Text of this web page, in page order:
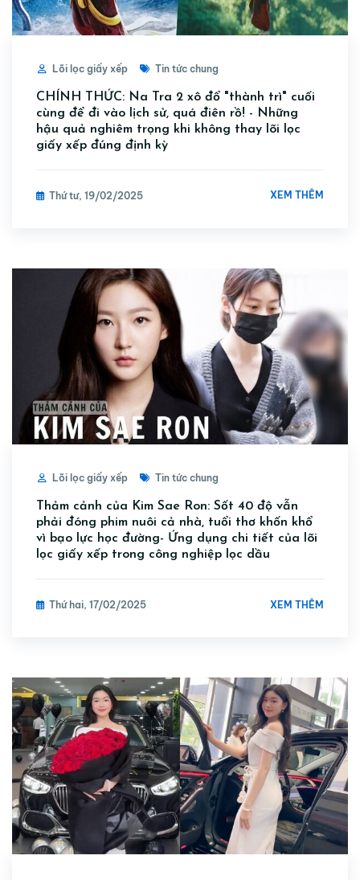
Lõi lọc giấy xếp Tin tức chung
CHÍNH THỨC: Na Tra 2 xô đổ "thành trì" cuối
cùng để đi vào lịch sử, quá điên rồ! - Những
hậu quả nghiêm trọng khi không thay lõi lọc
giấy xếp đúng định kỳ
Thứ tư, 19/02/2025 XEM THÊM
Lõi lọc giấy xếp Tin tức chung
Thảm cảnh của Kim Sae Ron: Sốt 40 độ vẫn
phải đóng phim nuôi cả nhà, tuổi thơ khốn khổ
vì bạo lực học đường- Ứng dụng chi tiết của lõi
lọc giấy xếp trong công nghiệp lọc dầu
Thứ hai, 17/02/2025 XEM THÊM